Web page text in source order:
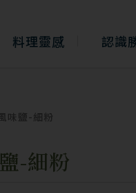
料理靈感 認識
味鹽-細粉
-細粉